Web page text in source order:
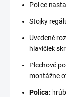
Police
Stojky
Uvedené
hlavičiek
Plechové
montážne
Polica: